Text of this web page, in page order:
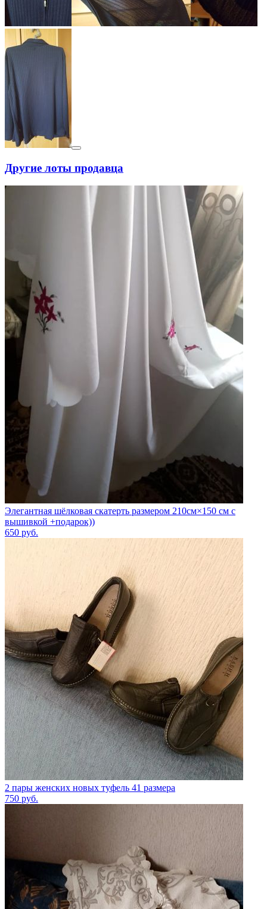
Другие лоты продавца
Элегантная шёлковая скатерть размером 210см×150 см с
вышивкой +подарок))
650 руб.
2 пары женских новых туфель 41 размера
750 руб.